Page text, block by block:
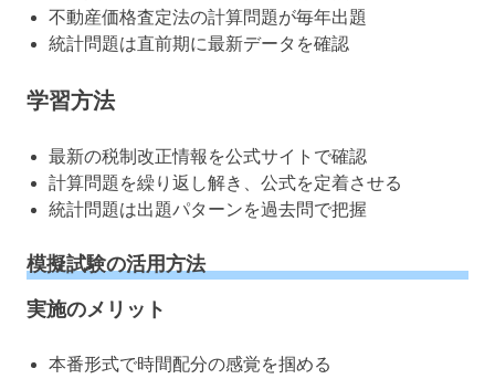
不動産価格査定法の計算問題が毎年出題
統計問題は直前期に最新データを確認
学習方法
最新の税制改正情報を公式サイトで確認
計算問題を繰り返し解き、公式を定着させる
統計問題は出題パターンを過去問で把握
模擬試験の活用方法
実施のメリット
本番形式で時間配分の感覚を掴める